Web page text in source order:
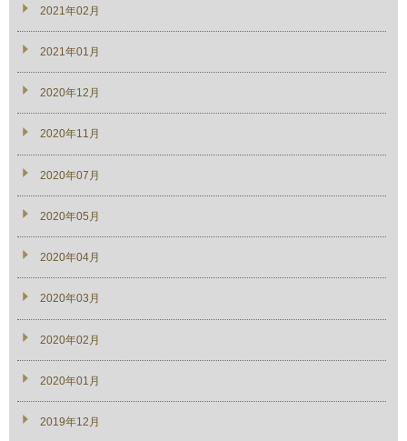
2021年02月
2021年01月
2020年12月
2020年11月
2020年07月
2020年05月
2020年04月
2020年03月
2020年02月
2020年01月
2019年12月